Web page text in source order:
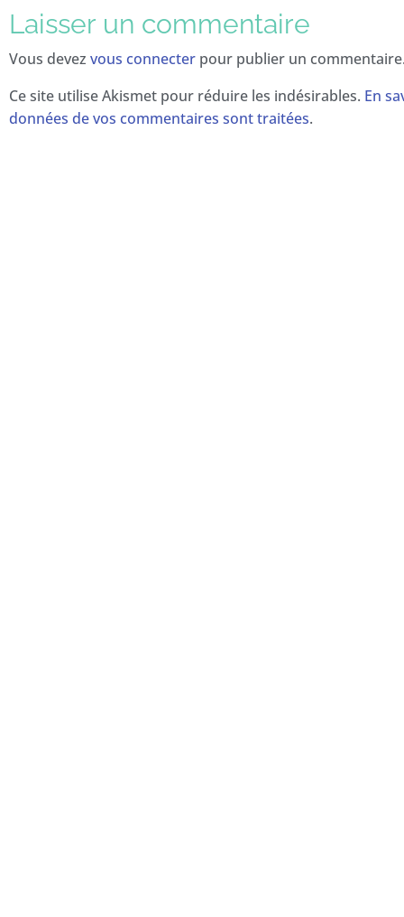
Laisser un commentaire
Vous devez vous connecter pour publier un
Ce site utilise Akismet pour réduire les indésirables. En
données de vos commentaires sont traitées.